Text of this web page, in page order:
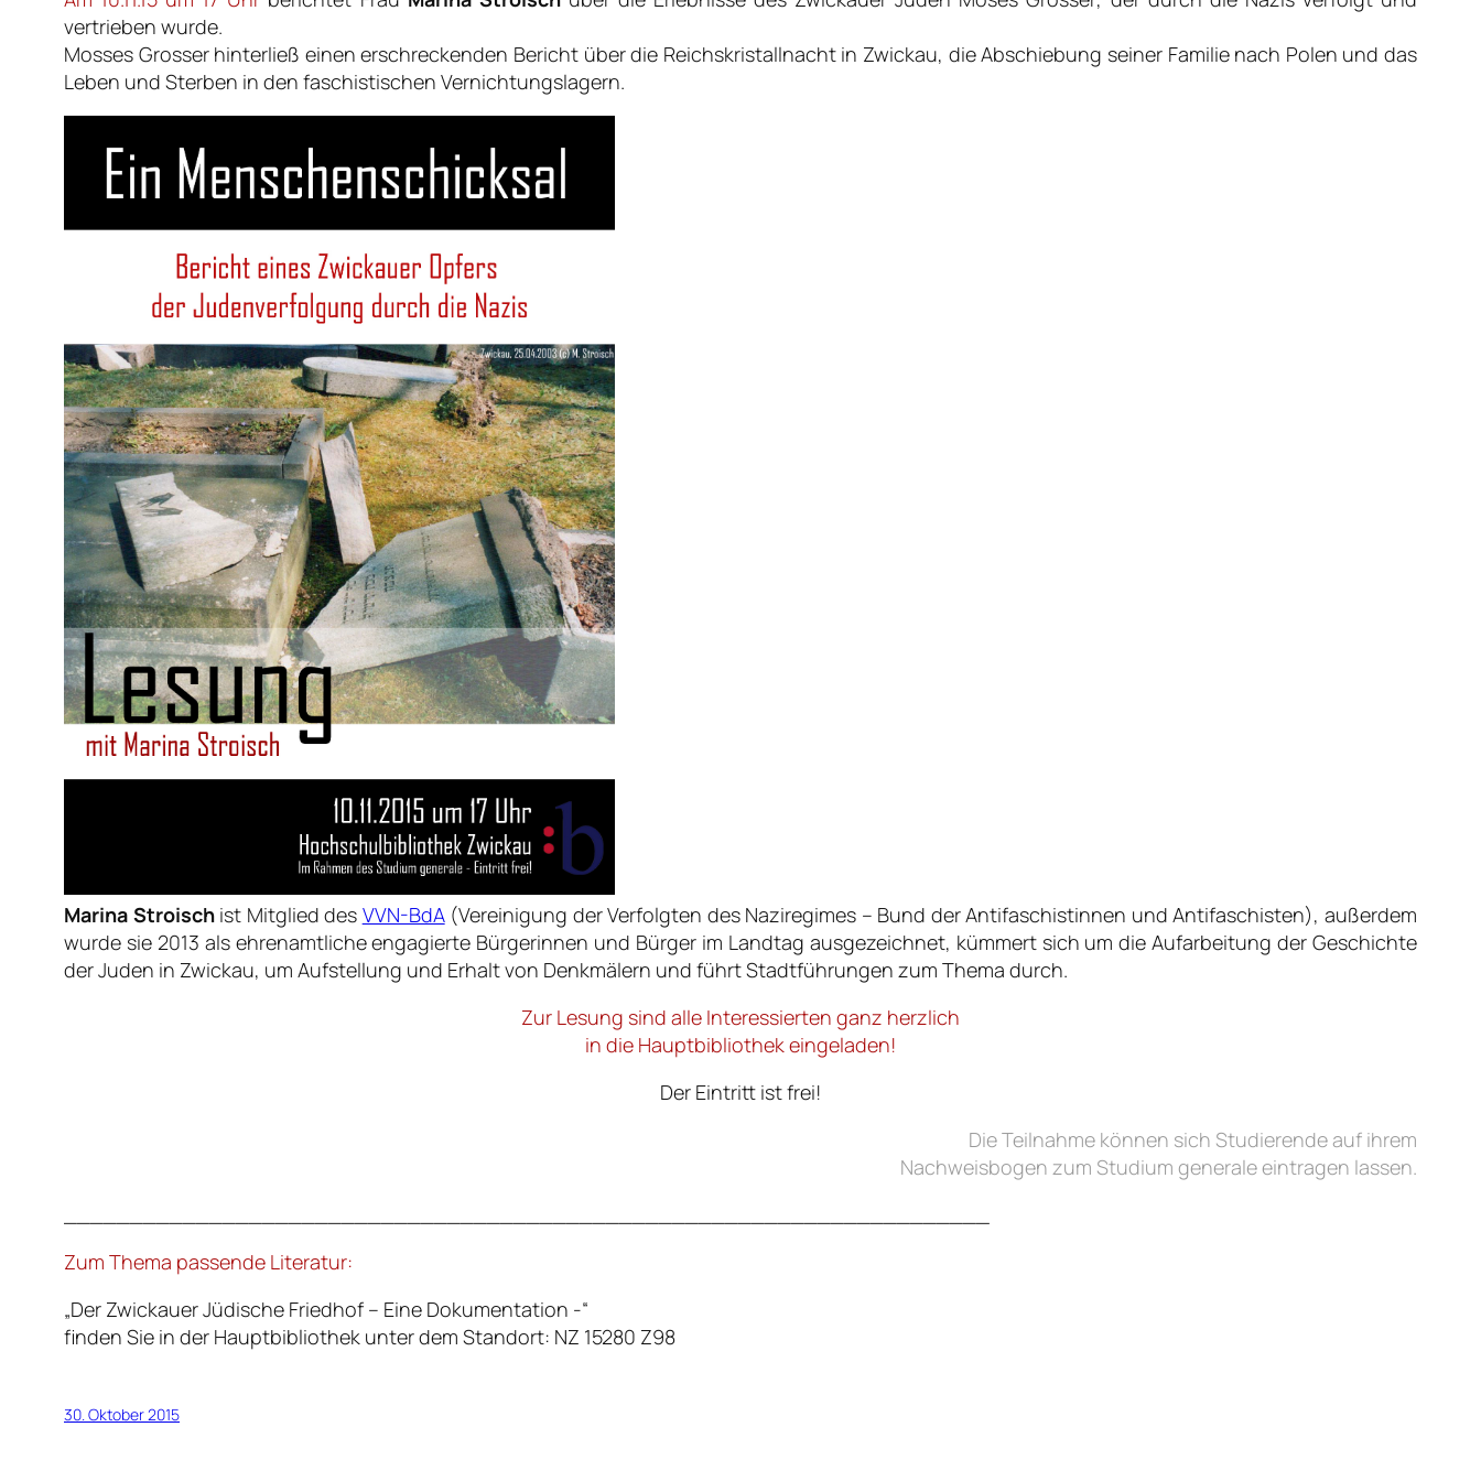
vertrieben wurde.
Mosses Grosser hinterließ einen erschreckenden Bericht über die Reichskristallnacht in Zwickau, die Abschiebung seiner Familie nach Polen und das
Leben und Sterben in den faschistischen Vernichtungslagern.
Marina Stroischist Mitglied des VVN-BdA(Vereinigung der Verfolgten des Naziregimes – Bund der Antifaschistinnen und Antifaschisten), außerdem
wurde sie 2013 als ehrenamtliche engagierte Bürgerinnen und Bürger im Landtag ausgezeichnet, kümmert sich um die Aufarbeitung der Geschichte
der Juden in Zwickau, um Aufstellung und Erhalt von Denkmälern und führt Stadtführungen zum Thema durch.
Zur Lesung sind alle Interessierten ganz herzlich
in die Hauptbibliothek eingeladen!
Der Eintritt ist frei!
Die Teilnahme können sich Studierende auf ihrem
Nachweisbogen zum Studium generale eintragen lassen.
Zum Thema passende Literatur:
„Der Zwickauer Jüdische Friedhof – Eine Dokumentation -“
finden Sie in der Hauptbibliothek unter dem Standort: NZ 15280 Z98
30. Oktober 2015